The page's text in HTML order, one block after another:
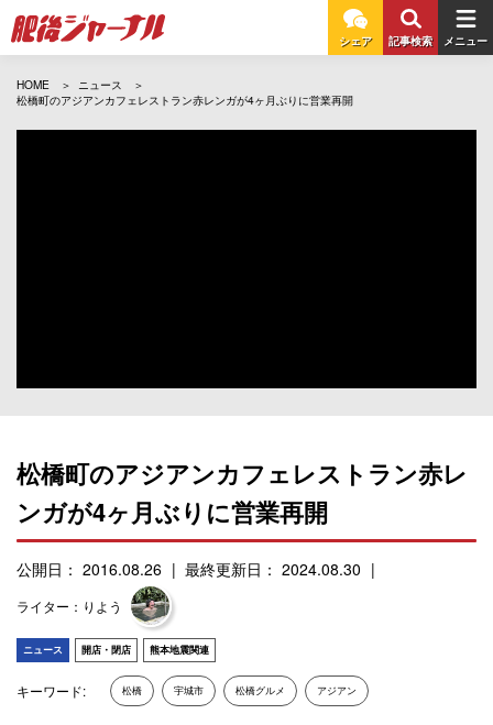
シェア 記事検索 メニュー
HOME
ニュース
松橋町のアジアンカフェレストラン赤レンガが4ヶ月ぶりに営業再開
松橋町のアジアンカフェレストラン赤レ
ンガが4ヶ月ぶりに営業再開
公開日： 2016.08.26 最終更新日： 2024.08.30
ライター：りよう
ニュース 開店・閉店 熊本地震関連
キーワード: 松橋 宇城市 松橋グルメ アジアン